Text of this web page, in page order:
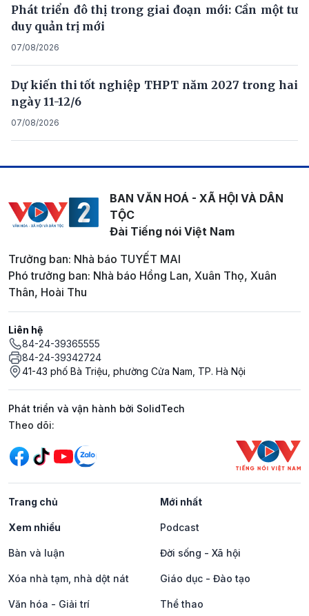
Phát triển đô thị trong giai đoạn mới: Cần một tư
duy quản trị mới
07/08/2026
Dự kiến thi tốt nghiệp THPT năm 2027 trong hai
ngày 11-12/6
07/08/2026
BAN VĂN HOÁ - XÃ HỘI VÀ DÂN
TỘC
Đài Tiếng nói Việt Nam
Trưởng ban: Nhà báo TUYẾT MAI
Phó trưởng ban: Nhà báo Hồng Lan, Xuân Thọ, Xuân
Thân, Hoài Thu
Liên hệ
84-24-39365555
84-24-39342724
41-43 phố Bà Triệu, phường Cửa Nam, TP. Hà Nội
Phát triển và vận hành bởi SolidTech
Mạng xã hội
Theo dõi:
Trang chủ Mới nhất
Xem nhiều Podcast
Bàn và luận Đời sống - Xã hội
Xóa nhà tạm, nhà dột nát Giáo dục - Đào tạo
Văn hóa - Giải trí Thể thao